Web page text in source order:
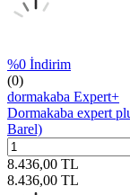
%0 İndirim
(0)
dormakaba Expert+
Dormakaba expert
Barel)
8.436,00 TL
8.436,00 TL